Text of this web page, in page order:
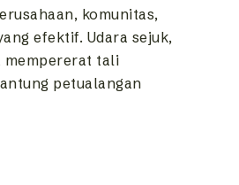
komunitas,
efektif. Udara sejuk,
mempererat tali
petualangan